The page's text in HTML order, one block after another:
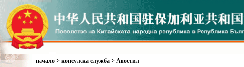
начало> консулска служба> Апостил